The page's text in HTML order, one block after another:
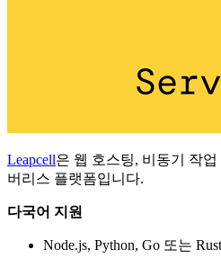
Leapcell은 웹 호스팅, 비동기 작업
버리스 플랫폼입니다.
다국어 지원
Node.js, Python, Go 또는